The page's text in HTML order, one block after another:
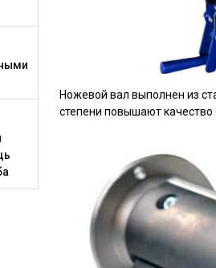
Ножевой вал выполнен из
степени повышают